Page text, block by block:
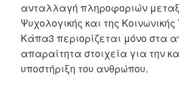
ανταλλαγή πληροφοριών
Ψυχολογικής και της
Κάπα3 περιορίζεται μόνο στα
απαραίτητα στοιχεία για την
υποστήριξη του ανθρώπου.